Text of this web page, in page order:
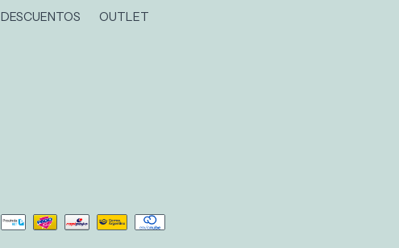
DESCUENTOS OUTLET